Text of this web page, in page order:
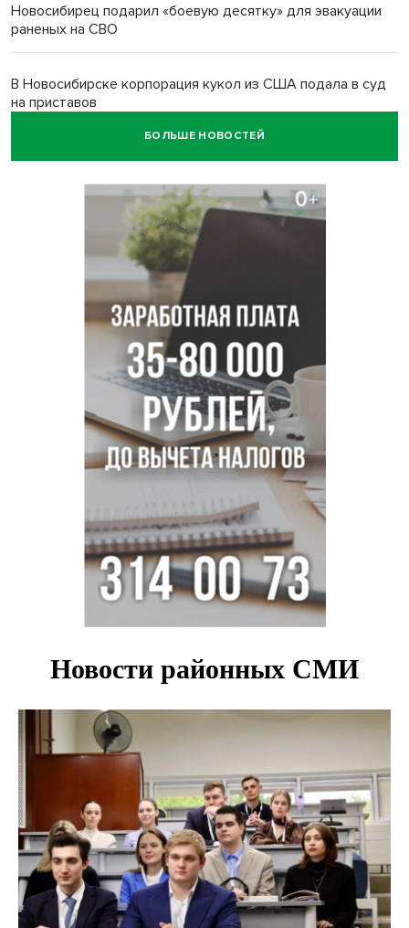
Новосибирец подарил «боевую десятку» для эвакуации
раненых на СВО
В Новосибирске корпорация кукол из США подала в суд
на приставов
БОЛЬШЕ НОВОСТЕЙ